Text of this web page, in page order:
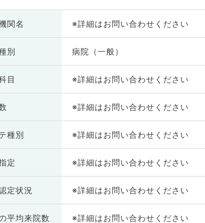
関名 ※詳細はお問い合わせください
別 病院（一般）
目 ※詳細はお問い合わせください
※詳細はお問い合わせください
種別 ※詳細はお問い合わせください
定 ※詳細はお問い合わせください
定状況 ※詳細はお問い合わせください
平均来院数 ※詳細はお問い合わせください